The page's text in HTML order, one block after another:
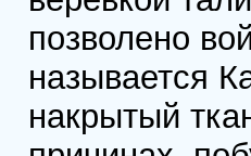
позволено
называется
накрытый